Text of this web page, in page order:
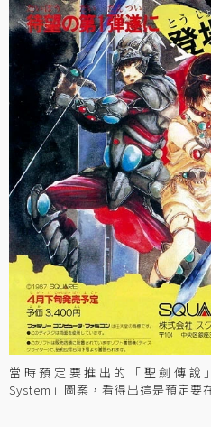
當時預定要推出的「聖劍傳說
System」圖案，看得出這是預定要